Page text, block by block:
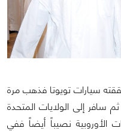
سيارات تويوتا فذهب مرة
سافر إلى الولايات المتحدة
الأوروبية نصيباً أيضاً ففي